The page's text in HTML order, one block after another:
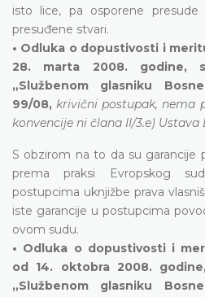
isto lice, pa osporene
presuđene stvari.
• Odluka o dopustivosti i
28. marta 2008. godine,
„Službenom glasniku
99/08, krivični postupak, nema
konvencije ni člana II/3.e) Ustava
S obzirom na to da su garancije
prema praksi Evropskog
postupcima uknjižbe prava
iste garancije u postupcima
ovom sudu.
• Odluka o dopustivosti i
od 14. oktobra 2008.
„Službenom glasniku